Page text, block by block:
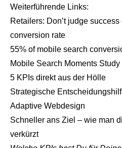
Weiterführende Links:
Retailers: Don’t judge
conversion rate
55% of mobile search
Mobile Search Moments Study
5 KPIs direkt aus der Hölle
Strategische
Adaptive Webdesign
Schneller ans Ziel – wie man
verkürzt